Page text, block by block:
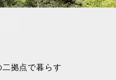
拠点で暮らす